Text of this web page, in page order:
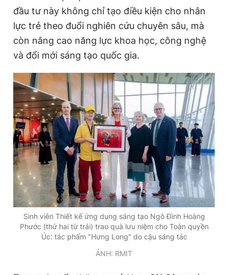
đầu tư này không chỉ tạo điều kiện cho nhân
lực trẻ theo đuổi nghiên cứu chuyên sâu, mà
còn nâng cao năng lực khoa học, công nghệ
và đổi mới sáng tạo quốc gia.
Sinh viên Thiết kế ứng dụng sáng tạo Ngô Đình Hoàng
Phước (thứ hai từ trái) trao quà lưu niệm cho Toàn quyền
Úc: tác phẩm "Hưng Long" do cậu sáng tác
ẢNH: RMIT